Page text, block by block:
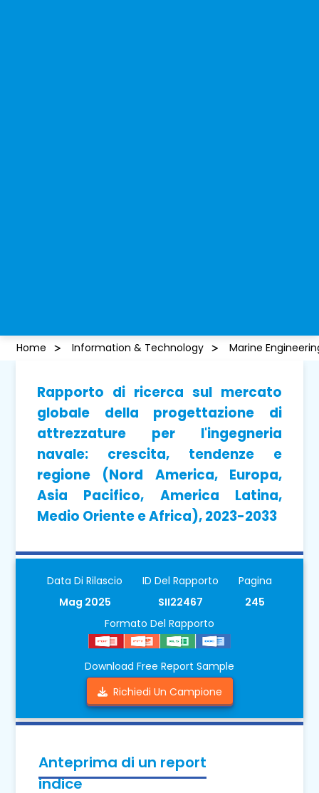
Home Information & Technology Marine
Rapporto di ricerca sul mercato
globale della progettazione di
attrezzature per l'ingegneria
navale: crescita, tendenze e
regione (Nord America, Europa,
Asia Pacifico, America Latina,
Medio Oriente e Africa), 2023-2033
Data Di Rilascio
Mag 2025
ID Del Rapporto
SII22467
Pagina
245
Formato Del Rapporto
Download Free Report Sample
Richiedi Un Campione
Anteprima di un report
indice